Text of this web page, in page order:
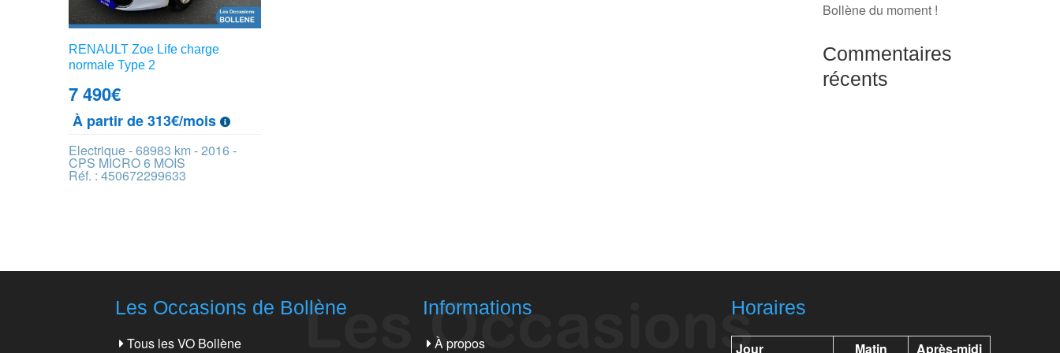
RENAULT Zoe Life charge
normale Type 2
7 490€
À partir de 313€/mois
Electrique - 68983 km - 2016 -
CPS MICRO 6 MOIS
Réf. : 450672299633
Bollène du moment !
Commentaires
récents
Les Occasions de Bollène
Tous les VO Bollène
Informations
À propos
Horaires
Jour Matin Après-midi